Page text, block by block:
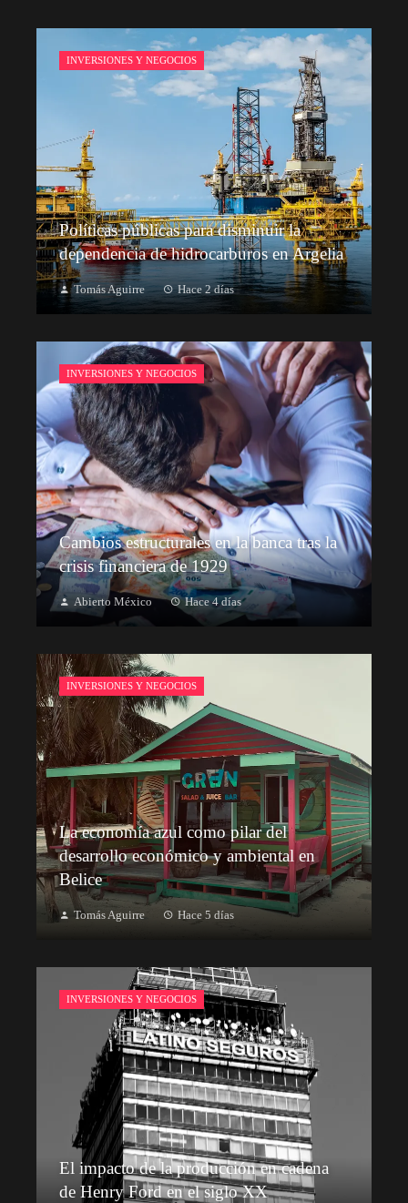
INVERSIONES Y NEGOCIOS
Políticas públicas para disminuir la
dependencia de hidrocarburos en Argelia
Tomás Aguirre Hace 2 días
INVERSIONES Y NEGOCIOS
Cambios estructurales en la banca tras la
crisis financiera de 1929
Abierto México Hace 4 días
INVERSIONES Y NEGOCIOS
La economía azul como pilar del
desarrollo económico y ambiental en
Belice
Tomás Aguirre Hace 5 días
INVERSIONES Y NEGOCIOS
El impacto de la producción en cadena
de Henry Ford en el siglo XX